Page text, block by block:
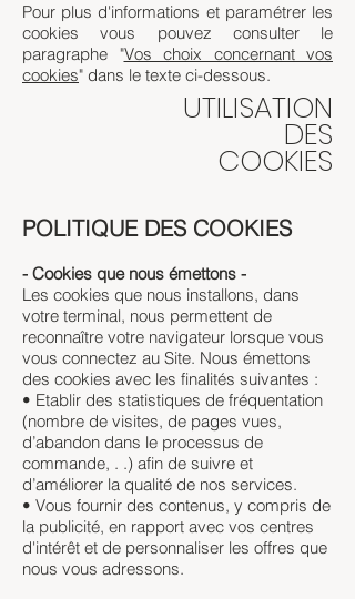
Pour plus d'informations et paramétrer les
cookies vous pouvez consulter le
paragraphe "Vos choix concernant vos
cookies" dans le texte ci-dessous.
UTILISATION
DES
COOKIES
POLITIQUE DES COOKIES
- Cookies que nous émettons -
Les cookies que nous installons, dans
votre terminal, nous permettent de
reconnaître votre navigateur lorsque vous
vous connectez au Site. Nous émettons
des cookies avec les finalités suivantes :
• Etablir des statistiques de fréquentation
(nombre de visites, de pages vues,
d’abandon dans le processus de
commande, . .) afin de suivre et
d’améliorer la qualité de nos services.
• Vous fournir des contenus, y compris de
la publicité, en rapport avec vos centres
d'intérêt et de personnaliser les offres que
nous vous adressons.